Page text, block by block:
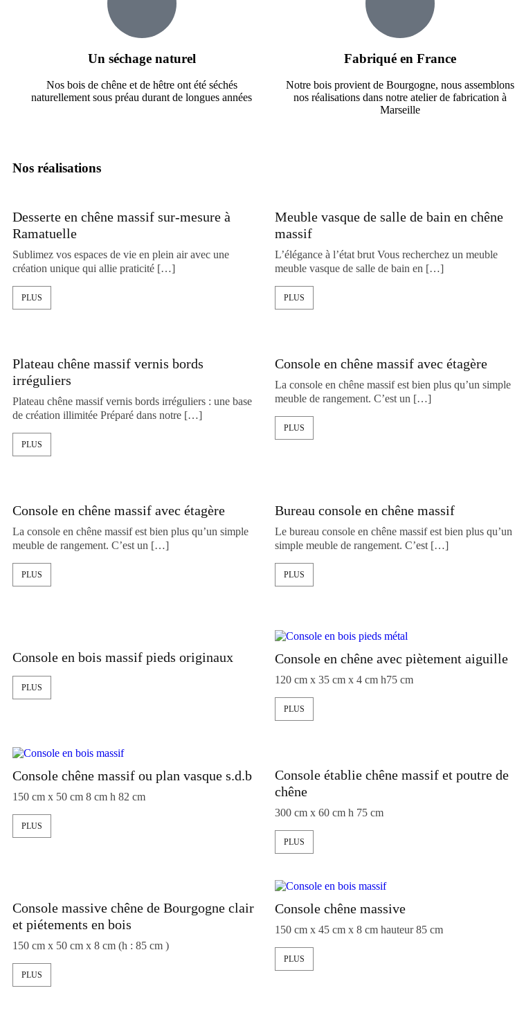
Un séchage naturel
Nos bois de chêne et de hêtre ont été séchés
naturellement sous préau durant de longues années
Fabriqué en France
Notre bois provient de Bourgogne, nous assemblons
nos réalisations dans notre atelier de fabrication à
Marseille
Nos réalisations
Desserte en chêne massif sur-mesure à
Ramatuelle
Sublimez vos espaces de vie en plein air avec une
création unique qui allie praticité […]
PLUS
Meuble vasque de salle de bain en chêne
massif
L’élégance à l’état brut Vous recherchez un meuble
meuble vasque de salle de bain en […]
PLUS
Plateau chêne massif vernis bords
irréguliers
Plateau chêne massif vernis bords irréguliers : une base
de création illimitée Préparé dans notre […]
PLUS
Console en chêne massif avec étagère
La console en chêne massif est bien plus qu’un simple
meuble de rangement. C’est un […]
PLUS
Console en chêne massif avec étagère
La console en chêne massif est bien plus qu’un simple
meuble de rangement. C’est un […]
PLUS
Bureau console en chêne massif
Le bureau console en chêne massif est bien plus qu’un
simple meuble de rangement. C’est […]
PLUS
Console en bois massif pieds originaux
PLUS
Console en chêne avec piètement aiguille
120 cm x 35 cm x 4 cm h75 cm
PLUS
Console chêne massif ou plan vasque s.d.b
150 cm x 50 cm 8 cm h 82 cm
PLUS
Console établie chêne massif et poutre de
chêne
300 cm x 60 cm h 75 cm
PLUS
Console massive chêne de Bourgogne clair
et piétements en bois
150 cm x 50 cm x 8 cm (h : 85 cm )
PLUS
Console chêne massive
150 cm x 45 cm x 8 cm hauteur 85 cm
PLUS